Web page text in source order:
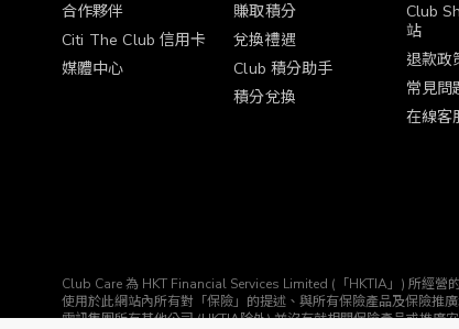
合作夥伴
Citi The Club 信用卡
媒體中心
賺取積分
兌換禮遇
Club 積分助手
積分兌換
Club
站
退款政
常見問
在線客
Club Care 為 HKT Financial Services Limited (「HKTIA」) 所經營
使用於此網站內所有對「保險」的提述、與所有保險產品及保險推
電訊集團所有其他公司 (HKTIA除外) 並沒有就相關保險產品或推廣